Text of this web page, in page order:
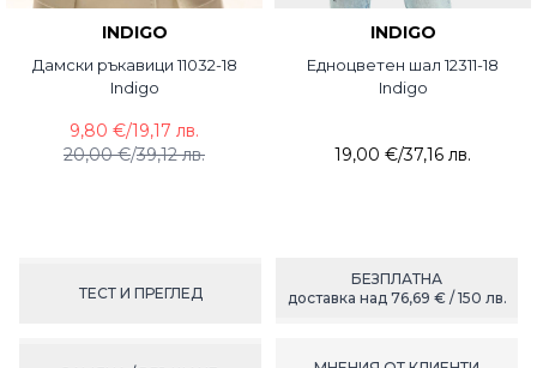
INDIGO
Дамски ръкавици 11032-18
Indigo
20,00 €/39,12 лв.
9,80 €/19,17 лв.
INDIGO
Едноцветен шал 12311-18
Indigo
19,00 €/37,16 лв.
ТЕСТ И ПРЕГЛЕД
БЕЗПЛАТНА
доставка над 76,69 € / 150 лв.